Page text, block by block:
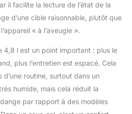
il facilite la lecture de l’état de la
d’une cible raisonnable, plutôt que
« à l’aveugle ».
4,8 l est un point important : plus le
plus l’entretien est espacé. Cela
d’une routine, surtout dans un
humide, mais cela réduit la
par rapport à des modèles